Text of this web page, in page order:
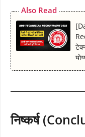
Also Read
निष्कर्ष